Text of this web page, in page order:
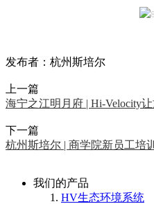
发布者：杭州斯培尔
上一篇
海宁之江明月府 | Hi-Velocity
下一篇
杭州斯培尔 | 商学院新员工培训
我们的产品
HV生态环境系统